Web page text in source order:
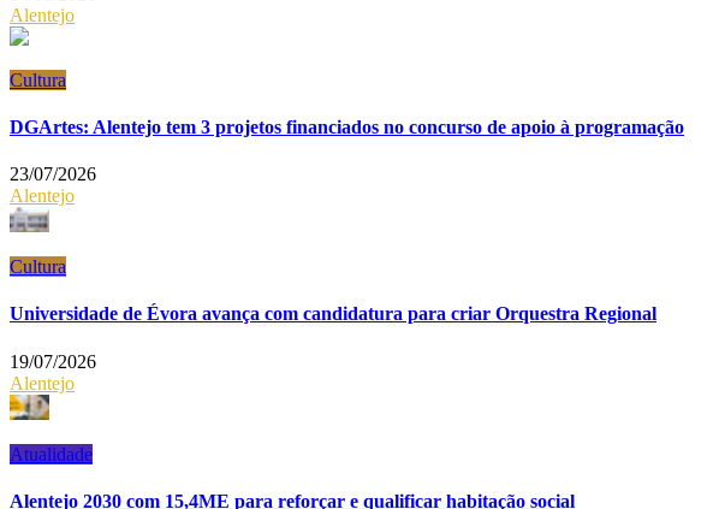
Alentejo
Cultura
DGArtes: Alentejo tem 3 projetos financiados no concurso de apoio à programação
23/07/2026
Alentejo
Cultura
Universidade de Évora avança com candidatura para criar Orquestra Regional
19/07/2026
Alentejo
Atualidade
Alentejo 2030 com 15,4ME para reforçar e qualificar habitação social